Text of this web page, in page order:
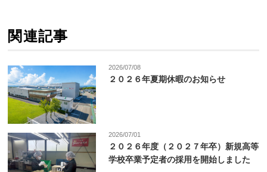
関連記事
2026/07/08
２０２６年夏期休暇のお知らせ
2026/07/01
２０２６年度（２０２７年卒）新規高等
学校卒業予定者の採用を開始しました